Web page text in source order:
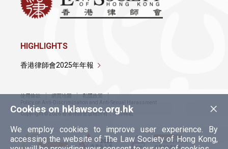
×
Cookies on hklawsoc.org.hk
We employ cookies to improve user experience. By
accessing the website of The Law Society of Hong Kong,
HIGHLIGHTS
香港律師會2025年年報
使用條款 網頁地圖
私隱政策
Policy on Anti-Discrimination and Anti-Sexual Harassment
Copyright © 2026 香港律師會版權所有，不得轉載